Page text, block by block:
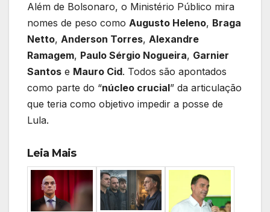
Além de Bolsonaro, o Ministério Público mira
nomes de peso como Augusto Heleno, Braga
Netto, Anderson Torres, Alexandre
Ramagem, Paulo Sérgio Nogueira, Garnier
Santos e Mauro Cid. Todos são apontados
como parte do “núcleo crucial” da articulação
que teria como objetivo impedir a posse de
Lula.
Leia Mais